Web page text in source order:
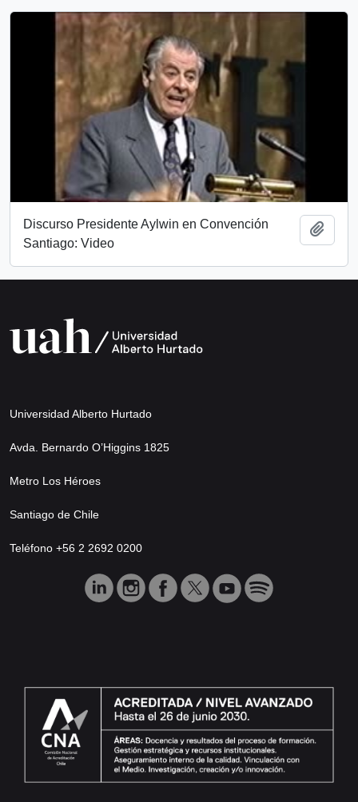
Discurso Presidente Aylwin en Convención
Santiago: Video
Universidad Alberto Hurtado
Avda. Bernardo O’Higgins 1825
Metro Los Héroes
Santiago de Chile
Teléfono +56 2 2692 0200